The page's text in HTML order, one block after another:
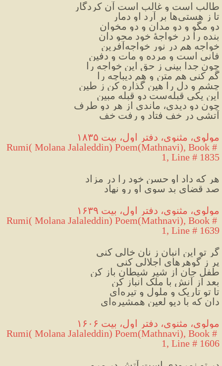
طالب است و غالب است آن کردگار
تا ز هستی‌ها بر آرد او دمار
دو مگو و دو مدان و دو مخوان
بنده را در خواجهٔ خود محو دان
خواجه هم در نورِ خواجه‌آفرین
فانی است و مرده و مات و دفین
چون جدا بینی ز حق این خواجه را
گم کنی هم متن و هم دیباچه را
چشم و دل را هین گذاره کن ز طین
این یکی قبله‌ست دو قبله مبین
چون دو دیدی، ماندی از هر دو طرف
آتشی در خف فتاد و رفت خف
مولوی، مثنوی، دفتر اول، بیت ۱۸۳۵
Rumi( Molana Jalaleddin) Poem(Mathnavi), Book #
1, Line # 1835
هر که داد او حسن خود را در مزاد
صد قضای بد سوی او رو نهاد
مولوی، مثنوی، دفتر اول، بیت ۱۶۳۹
Rumi( Molana Jalaleddin) Poem(Mathnavi), Book #
1, Line # 1639
گر تو این انبان ز نان خالی کنی
پر ز گوهرهای اجلالی کنی
طفل جان از شیر شیطان باز کن
بعد از آنش با ملک انباز کن
تا تو تاریک و ملول و تیره‌ای
دان که با دیوِ لعین همشیره‌ای
مولوی، مثنوی، دفتر اول، بیت ۱۶۰۶
Rumi( Molana Jalaleddin) Poem(Mathnavi), Book #
1, Line # 1606